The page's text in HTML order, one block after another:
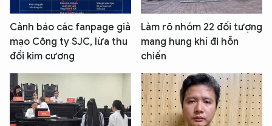
Cảnh báo các fanpage giả
mạo Công ty SJC, lừa thu
đổi kim cương
Làm rõ nhóm 22 đối tượng
mang hung khí đi hỗn
chiến